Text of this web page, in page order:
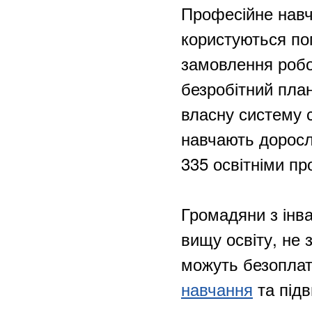
Професійне
користуються
замовлення
безробітний
власну систему
навчають
335 освітніми
Громадяни з
вищу освіту, не
можуть
навчання та